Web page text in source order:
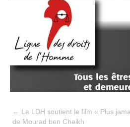
← La LDH soutient le film « Plus
de Mourad ben Cheikh